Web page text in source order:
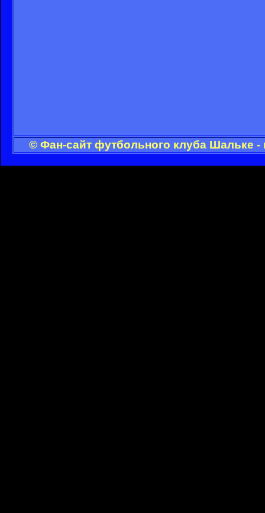
© Фан-сайт футбольного клуба Шальке